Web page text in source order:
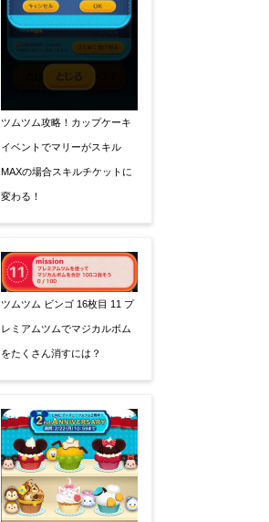
ツムツム攻略！カップケーキ
イベントでマリーがスキル
MAXの場合スキルチケットに
変わる！
ツムツム ビンゴ 16枚目 11 プ
レミアムツムでマジカルボム
をたくさん消すには？